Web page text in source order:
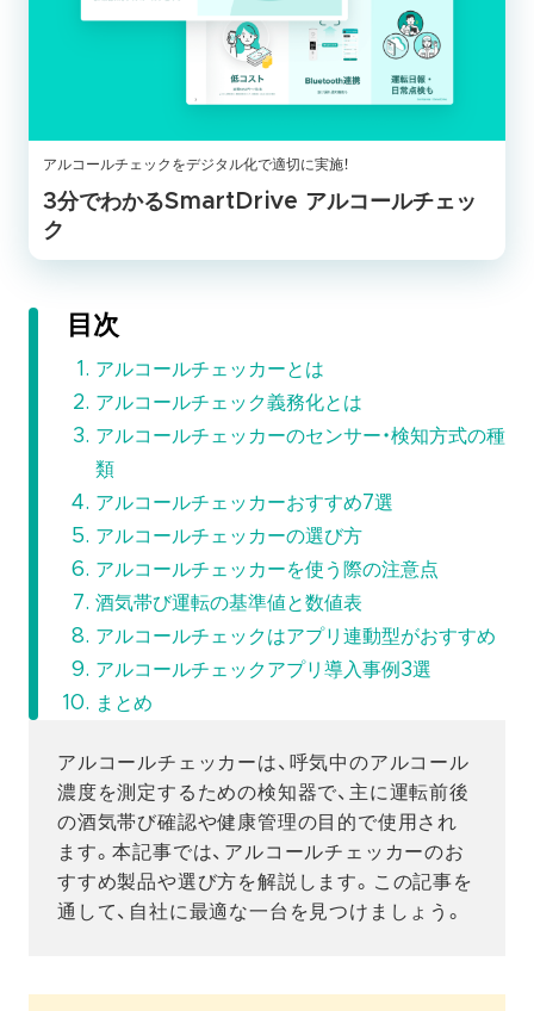
アルコールチェックをデジタル化で適切に実施！
3分でわかるSmartDrive アルコールチェッ
ク
目次
アルコールチェッカーとは
アルコールチェック義務化とは
アルコールチェッカーのセンサー・検知方式の種
類
アルコールチェッカーおすすめ7選
アルコールチェッカーの選び方
アルコールチェッカーを使う際の注意点
酒気帯び運転の基準値と数値表
アルコールチェックはアプリ連動型がおすすめ
アルコールチェックアプリ導入事例3選
まとめ
アルコールチェッカーは、呼気中のアルコール
濃度を測定するための検知器で、主に運転前後
の酒気帯び確認や健康管理の目的で使用され
ます。本記事では、アルコールチェッカーのお
すすめ製品や選び方を解説します。この記事を
通して、自社に最適な一台を見つけましょう。